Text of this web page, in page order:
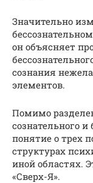
Значительно
он объясняет
сознания
элементов.
Помимо
сознательного и
понятие о трех
структурах
иной областях.
«Сверх-Я».